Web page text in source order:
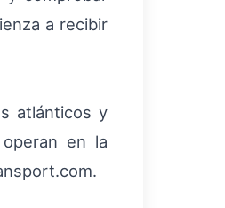
a recibir
atlánticos y
en la